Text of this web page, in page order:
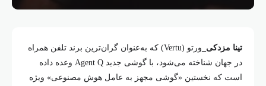
تینا مزدکی_
ورتو (Vertu) که به‌عنوان گران‌ترین برند تلفن همراه
در جهان شناخته می‌شود، با گوشی جدید Agent Q وعده داده
است که نخستین «گوشی مجهز به عامل هوش مصنوعی» ویژه